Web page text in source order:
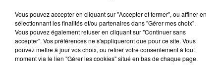
13h53
13h53 13h50
13h50 13h47
13h47
Vous pouvez accepter en cliquant sur "Accepter et fermer", ou affiner en
sélectionnant les finalités et/ou partenaires dans "Gérer mes choix".
Vous pouvez également refuser en cliquant sur "Continuer sans
accepter". Vos préférences ne s'appliqueront que pour ce site. Vous
pouvez mettre à jour vos choix, ou retirer votre consentement à tout
moment via le lien "Gérer les cookies" situé en bas de chaque page.